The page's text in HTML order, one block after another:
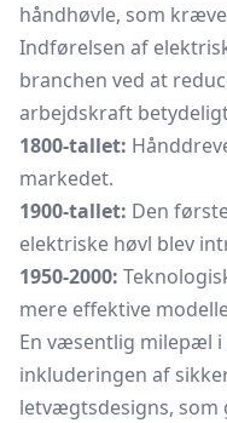
håndhøvle, som
Indførelsen af
branchen ved at
arbejdskraft
1800-tallet:
markedet.
1900-tallet: Den
elektriske høvl blev
1950-2000:
mere effektive
En væsentlig milepæl
inkluderingen af
letvægtsdesigns, som